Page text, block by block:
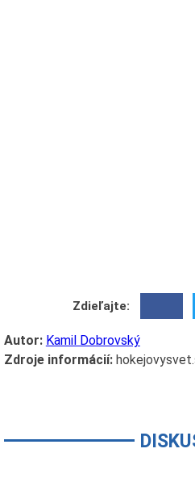
Zdieľajte:
Autor: Kamil Dobrovský
Zdroje informácií: